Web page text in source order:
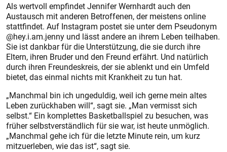
Als wertvoll empfindet Jennifer Wernhardt auch den
Austausch mit anderen Betroffenen, der meistens online
stattfindet. Auf Instagram postet sie unter dem Pseudonym
@hey.i.am.jenny und lässt andere an ihrem Leben teilhaben.
Sie ist dankbar für die Unterstützung, die sie durch ihre
Eltern, ihren Bruder und den Freund erfährt. Und natürlich
durch ihren Freundeskreis, der sie ablenkt und ein Umfeld
bietet, das einmal nichts mit Krankheit zu tun hat.
„Manchmal bin ich ungeduldig, weil ich gerne mein altes
Leben zurückhaben will“, sagt sie. „Man vermisst sich
selbst.“ Ein komplettes Basketballspiel zu besuchen, was
früher selbstverständlich für sie war, ist heute unmöglich.
„Manchmal gehe ich für die letzte Minute rein, um kurz
mitzuerleben, wie das ist“, sagt sie.